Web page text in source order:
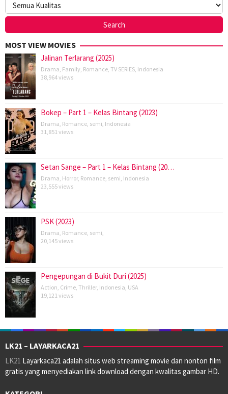
MOST VIEW MOVIES
Jalinan Terlarang (2025)
Drama Family Romance TV SERIES Indonesia
38,964 views
Bokep – Part 1 – Kelas Bintang (2023)
Drama Romance semi Indonesia
31,851 views
Setan Sange – Part 1 – Kelas Bintang (20…
Drama Horror, Romance semi Indonesia
23,555 views
PSK (2023)
Drama Romance semi
20,145 views
Pengepungan di Bukit Duri (2025)
Action Crime Thriller, Indonesia USA
19,121 views
LK21 – LAYARKACA21
LK21 Layarkaca21 adalah situs web streaming movie dan nonton film
gratis yang menyediakan link download dengan kwalitas gambar HD.